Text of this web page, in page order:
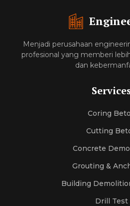
Menjadi perusahaan
profesional yang memberi
dan
Coring
Cutting
Concrete
Grouting &
Building
Drill Test